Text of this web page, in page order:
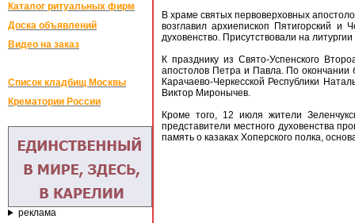
Каталог ритуальных фирм
Доска объявлений
Видео на заказ
Список кладбищ Москвы
Крематории России
реклама
В храме святых первоверховных
возглавил архиепископ Пятигорский и
духовенство. Присутствовали на
К празднику из Свято-Успенского
апостолов Петра и Павла. По окончании
Карачаево-Черкесской Республики
Виктор Миронычев.
Кроме того, 12 июля жители
представители местного духовенства
память о казаках Хоперского полка,